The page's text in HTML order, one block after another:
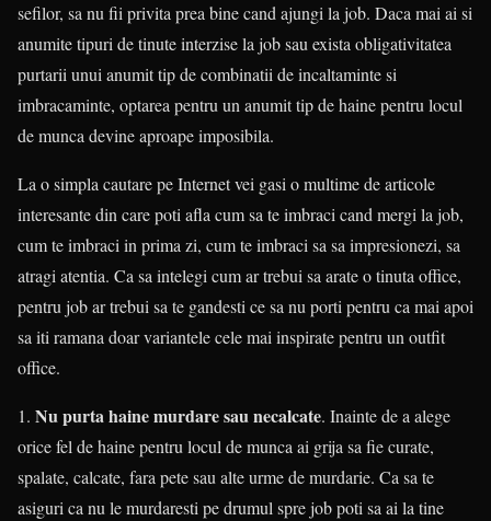
sefilor, sa nu fii privita prea bine cand ajungi la job. Daca mai ai si
anumite tipuri de tinute interzise la job sau exista obligativitatea
purtarii unui anumit tip de combinatii de incaltaminte si
imbracaminte, optarea pentru un anumit tip de haine pentru locul
de munca devine aproape imposibila.
La o simpla cautare pe Internet vei gasi o multime de articole
interesante din care poti afla cum sa te imbraci cand mergi la job,
cum te imbraci in prima zi, cum te imbraci sa sa impresionezi, sa
atragi atentia. Ca sa intelegi cum ar trebui sa arate o tinuta office,
pentru job ar trebui sa te gandesti ce sa nu porti pentru ca mai apoi
sa iti ramana doar variantele cele mai inspirate pentru un outfit
office.
1. Nu purta haine murdare sau necalcate. Inainte de a alege
orice fel de haine pentru locul de munca ai grija sa fie curate,
spalate, calcate, fara pete sau alte urme de murdarie. Ca sa te
asiguri ca nu le murdaresti pe drumul spre job poti sa ai la tine